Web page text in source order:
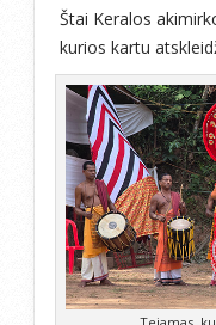
Štai Keralos
kurios kartu